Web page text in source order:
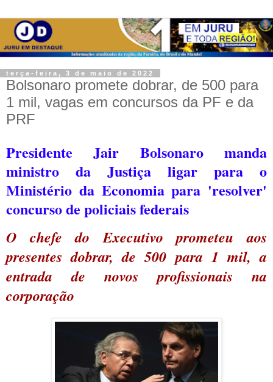
terça-feira, 3 de maio de 2022
Bolsonaro promete dobrar, de 500 para
1 mil, vagas em concursos da PF e da
PRF
Presidente Jair Bolsonaro manda
ministro da Justiça ligar para o
Ministério da Economia para 'resolver'
concurso de policiais federais
O chefe do Executivo prometeu aos
presentes dobrar, de 500 para 1 mil, a
entrada de novos profissionais na
corporação